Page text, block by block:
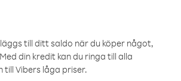
till ditt saldo när du köper något,
din kredit kan du ringa till alla
till Vibers låga priser.